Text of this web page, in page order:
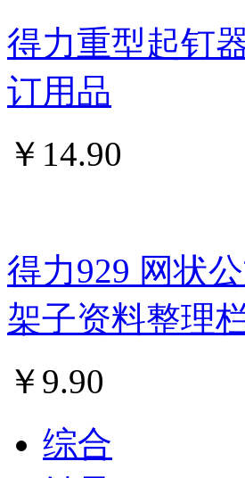
得力重型起钉
订用品
￥ 14.90
得力929 网状
架子资料整理
￥ 9.90
综合